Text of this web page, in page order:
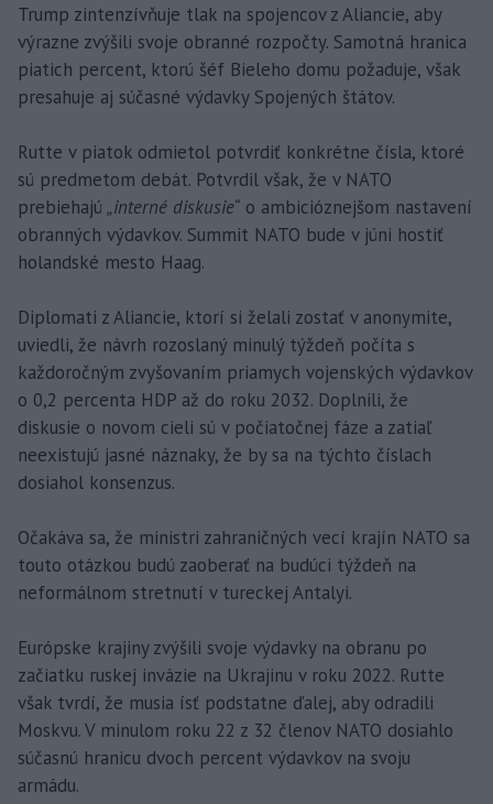
Trump zintenzívňuje tlak na spojencov z Aliancie, aby
výrazne zvýšili svoje obranné rozpočty. Samotná hranica
piatich percent, ktorú šéf Bieleho domu požaduje, však
presahuje aj súčasné výdavky Spojených štátov.
Rutte v piatok odmietol potvrdiť konkrétne čísla, ktoré
sú predmetom debát. Potvrdil však, že v NATO
prebiehajú „interné diskusie“ o ambicióznejšom nastavení
obranných výdavkov. Summit NATO bude v júni hostiť
holandské mesto Haag.
Diplomati z Aliancie, ktorí si želali zostať v anonymite,
uviedli, že návrh rozoslaný minulý týždeň počíta s
každoročným zvyšovaním priamych vojenských výdavkov
o 0,2 percenta HDP až do roku 2032. Doplnili, že
diskusie o novom cieli sú v počiatočnej fáze a zatiaľ
neexistujú jasné náznaky, že by sa na týchto číslach
dosiahol konsenzus.
Očakáva sa, že ministri zahraničných vecí krajín NATO sa
touto otázkou budú zaoberať na budúci týždeň na
neformálnom stretnutí v tureckej Antalyi.
Európske krajiny zvýšili svoje výdavky na obranu po
začiatku ruskej invázie na Ukrajinu v roku 2022. Rutte
však tvrdí, že musia ísť podstatne ďalej, aby odradili
Moskvu. V minulom roku 22 z 32 členov NATO dosiahlo
súčasnú hranicu dvoch percent výdavkov na svoju
armádu.